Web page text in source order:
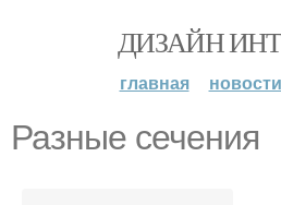
ДИЗАЙН
главная новости
Разные сечения